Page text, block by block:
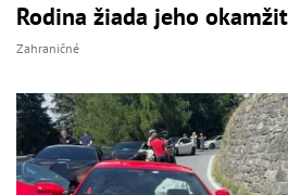
Rodina žiada jeho
Zahraničné